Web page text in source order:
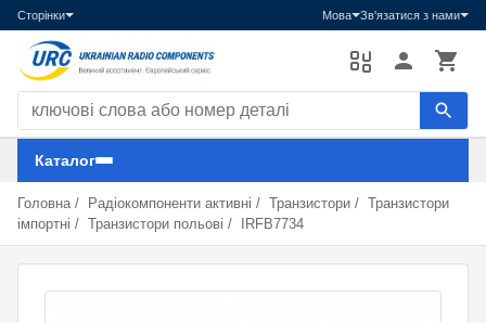
Сторінки Мова Зв'язатися з нами
Пошук компонентів
Каталог
Головна / Радіокомпоненти активні / Транзистори / Транзистори
імпортні / Транзистори польові / IRFB7734